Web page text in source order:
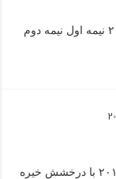
مسابقات کشتی حسن یزدانی در جام دانکلوف ۲۰۱۹ با درخشش خیره